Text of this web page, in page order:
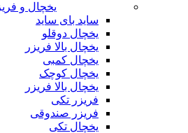
یخچال و
ساید بای ساید
یخچال دوقلو
یخچال بالا فریزر
یخچال کمبی
یخچال کوچک
یخچال بالا فریزر
فریزر تکی
فریزر صندوقی
یخچال تکی